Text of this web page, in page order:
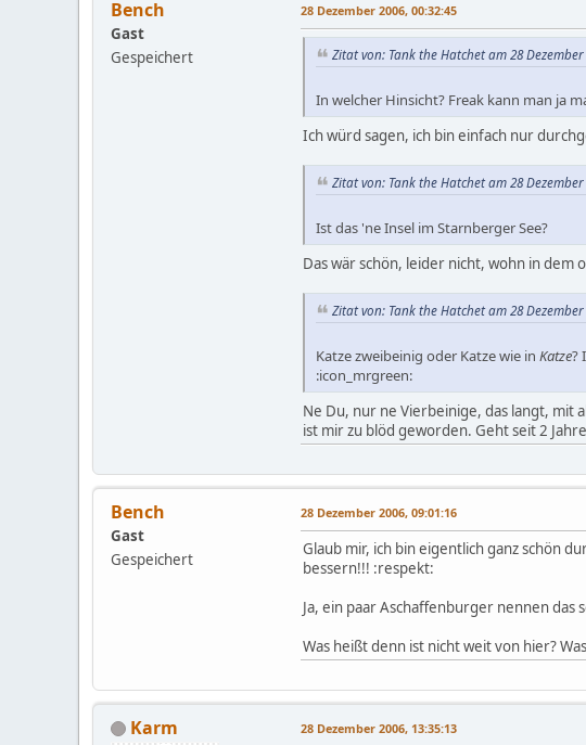
Bench
Gast
Gespeichert
28 Dezember 2006, 00:32:45
Zitat von: Tank the Hatchet am 28 Dezember
In welcher Hinsicht? Freak kann man ja
Ich würd sagen, ich bin einfach nur
Zitat von: Tank the Hatchet am 28 Dezember
Ist das 'ne Insel im Starnberger See?
Das wär schön, leider nicht, wohn in dem
Zitat von: Tank the Hatchet am 28 Dezember
Katze zweibeinig oder Katze wie in Katze?
:icon_mrgreen:
Ne Du, nur ne Vierbeinige, das langt, mit
ist mir zu blöd geworden. Geht seit 2
Bench
Gast
Gespeichert
28 Dezember 2006, 09:01:16
Glaub mir, ich bin eigentlich ganz schön
bessern!!! :respekt:
Ja, ein paar Aschaffenburger nennen das
Was heißt denn ist nicht weit von hier?
Karm 28 Dezember 2006, 13:35:13